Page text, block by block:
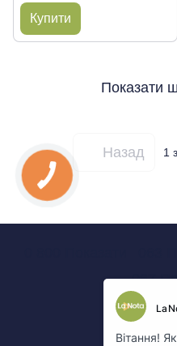
Купити
Показати
Назад 1
067
Повна